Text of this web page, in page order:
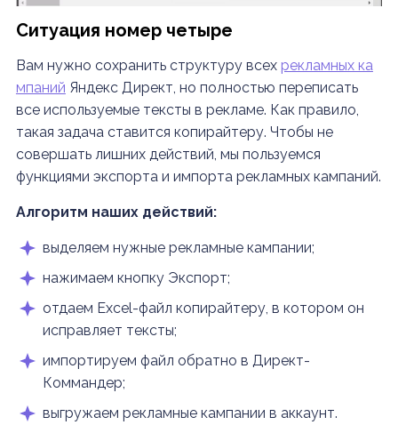
Ситуация номер четыре
Вам нужно сохранить структуру всех рекламных ка
мпаний Яндекс Директ, но полностью переписать
все используемые тексты в рекламе. Как правило,
такая задача ставится копирайтеру. Чтобы не
совершать лишних действий, мы пользуемся
функциями экспорта и импорта рекламных кампаний.
Алгоритм наших действий:
выделяем нужные рекламные кампании;
нажимаем кнопку Экспорт;
отдаем Excel-файл копирайтеру, в котором он
исправляет тексты;
импортируем файл обратно в Директ-
Коммандер;
выгружаем рекламные кампании в аккаунт.